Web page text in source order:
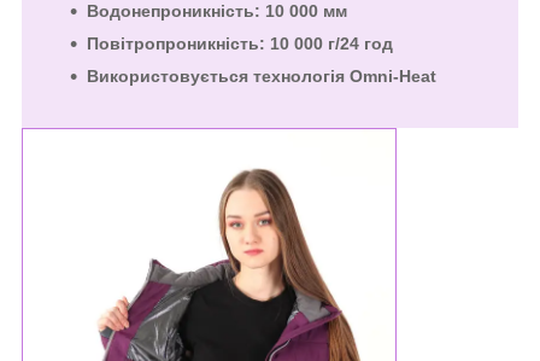
Водонепроникність: 10 000 мм
Повітропроникність: 10 000 г/24 год
Використовується технологія Omni-Heat